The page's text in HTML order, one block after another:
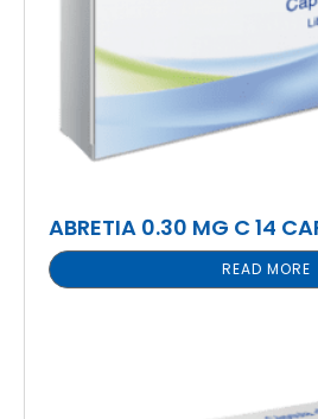
ABRETIA 0.30 MG C 14
READ MORE